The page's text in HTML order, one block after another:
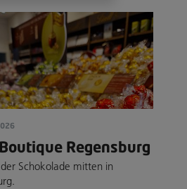
Regensburg
Schokolade mitten in